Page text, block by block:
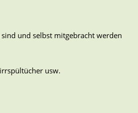
und selbst mitgebracht werden
usw.